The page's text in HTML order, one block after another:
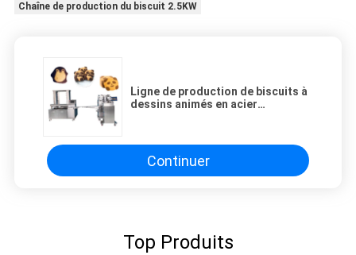
Chaîne de production du biscuit 2.5KW
Ligne de production de biscuits à
dessins animés en acier
Continuer
Top Produits